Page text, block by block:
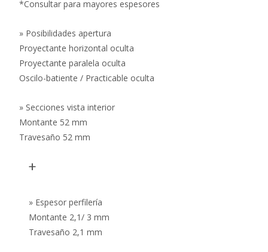
*Consultar para mayores espesores
» Posibilidades apertura
Proyectante horizontal oculta
Proyectante paralela oculta
Oscilo-batiente / Practicable oculta
» Secciones vista interior
Montante 52 mm
Travesaño 52 mm
+
» Espesor perfilería
Montante 2,1/ 3 mm
Travesaño 2,1 mm